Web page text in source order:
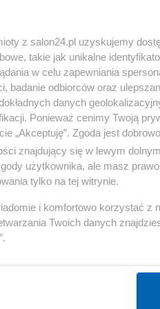
DO NOTKIz salon24.pl uzyskujemy
takie jak unikalne
w celu zapewniania
odbiorców oraz
danych
Ponieważ cenimy Twoją
„Akceptuję”. Zgoda jest
znajdujący się w lewym
użytkownika, ale masz
tylko na tej witrynie.
i komfortowo korzystać z
Twoich danych